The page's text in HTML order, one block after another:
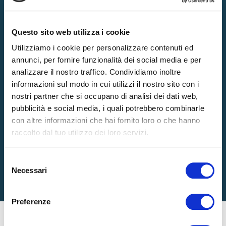
Questo sito web utilizza i cookie
Utilizziamo i cookie per personalizzare contenuti ed
annunci, per fornire funzionalità dei social media e per
analizzare il nostro traffico. Condividiamo inoltre
informazioni sul modo in cui utilizzi il nostro sito con i
nostri partner che si occupano di analisi dei dati web,
pubblicità e social media, i quali potrebbero combinarle
con altre informazioni che hai fornito loro o che hanno
raccolto dal tuo utilizzo dei loro servizi.
delNecessari
Preferenze